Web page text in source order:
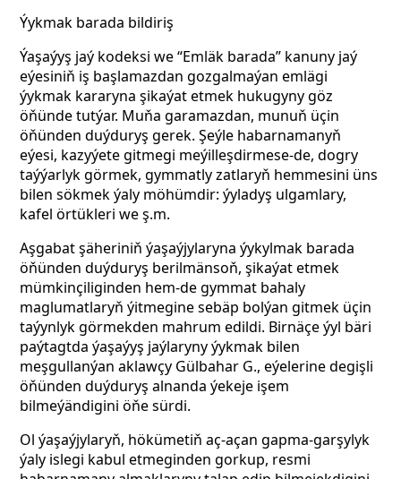
Ýykmak barada bildiriş
Ýaşaýyş jaý kodeksi we “Emläk barada” kanuny jaý
eýesiniň iş başlamazdan gozgalmaýan emlägi
ýykmak kararyna şikaýat etmek hukugyny göz
öňünde tutýar. Muňa garamazdan, munuň üçin
öňünden duýduryş gerek. Şeýle habarnamanyň
eýesi, kazyýete gitmegi meýilleşdirmese-de, dogry
taýýarlyk görmek, gymmatly zatlaryň hemmesini üns
bilen sökmek ýaly möhümdir: ýyladyş ulgamlary,
kafel örtükleri we ş.m.
Aşgabat şäheriniň ýaşaýjylaryna ýykylmak barada
öňünden duýduryş berilmänsoň, şikaýat etmek
mümkinçiliginden hem-de gymmat bahaly
maglumatlaryň ýitmegine sebäp bolýan gitmek üçin
taýynlyk görmekden mahrum edildi. Birnäçe ýyl bäri
paýtagtda ýaşaýyş jaýlaryny ýykmak bilen
meşgullanýan aklawçy Gülbahar G., eýelerine degişli
öňünden duýduryş alnanda ýekeje işem
bilmeýändigini öňe sürdi.
Ol ýaşaýjylaryň, hökümetiň aç-açan gapma-garşylyk
ýaly islegi kabul etmeginden gorkup, resmi